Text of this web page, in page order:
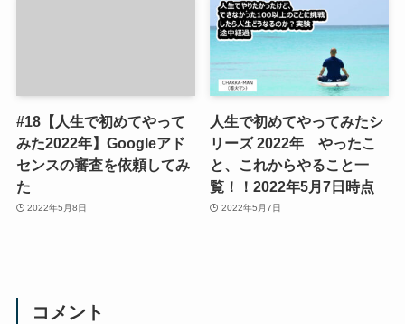
#18【人生で初めてやって
みた2022年】Googleアド
センスの審査を依頼してみ
た
2022年5月8日
人生で初めてやってみたシ
リーズ 2022年 やったこ
と、これからやること一
覧！！2022年5月7日時点
2022年5月7日
コメント